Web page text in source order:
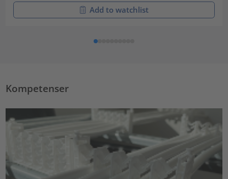
Add to watchlist
Kompetenser